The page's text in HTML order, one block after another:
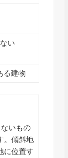
い
る建物
いもの
。傾斜地
に位置す